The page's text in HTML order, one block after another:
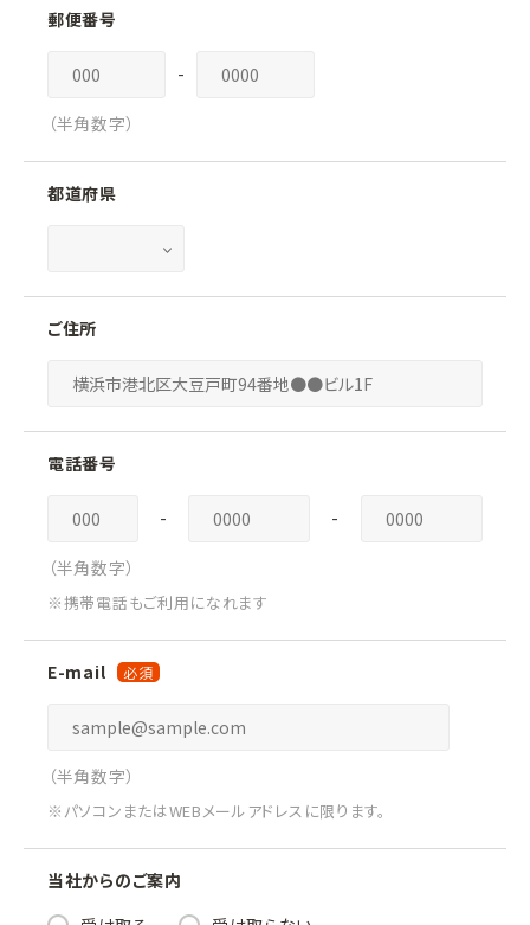
郵便番号
-
（半角数字）
都道府県
ご住所
電話番号
- -
（半角数字）
※携帯電話もご利用になれます
E-mail
（半角数字）
※パソコンまたはWEBメールアドレスに限ります。
当社からのご案内